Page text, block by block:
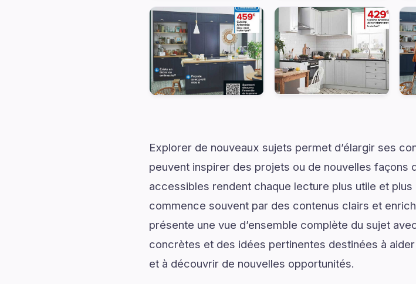
Explorer de nouveaux sujets permet d’élargir ses
peuvent inspirer des projets ou de nouvelles façons
accessibles rendent chaque lecture plus utile et
commence souvent par des contenus clairs et
présente une vue d’ensemble complète du sujet
concrètes et des idées pertinentes destinées à
et à découvrir de nouvelles opportunités.